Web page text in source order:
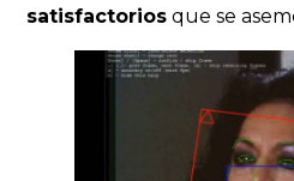
satisfactorios que se